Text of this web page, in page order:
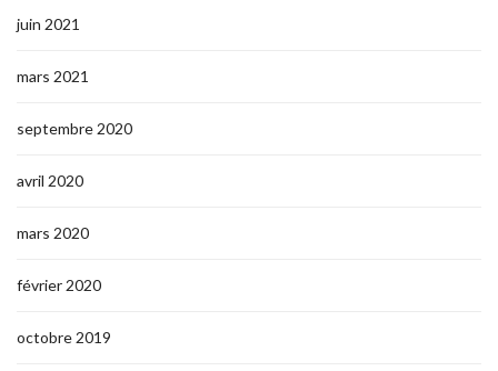
juin 2021
mars 2021
septembre 2020
avril 2020
mars 2020
février 2020
octobre 2019